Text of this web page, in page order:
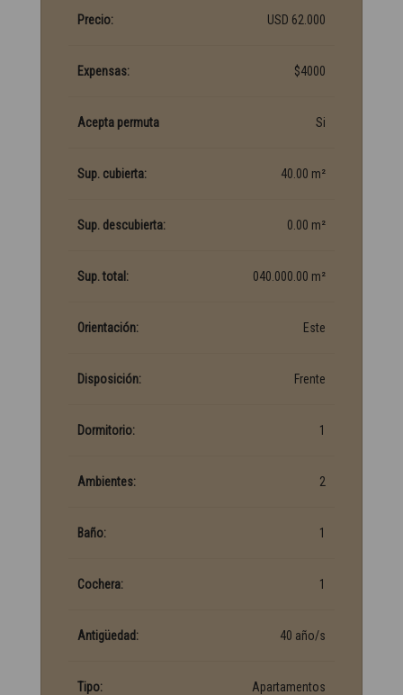
Precio: USD 62.000
Expensas: $4000
Acepta permuta Si
Sup. cubierta: 40.00 m²
Sup. descubierta: 0.00 m²
Sup. total: 040.000.00 m²
Orientación: Este
Disposición: Frente
Dormitorio: 1
Ambientes: 2
Baño: 1
Cochera: 1
Antigüedad: 40 año/s
Tipo: Apartamentos